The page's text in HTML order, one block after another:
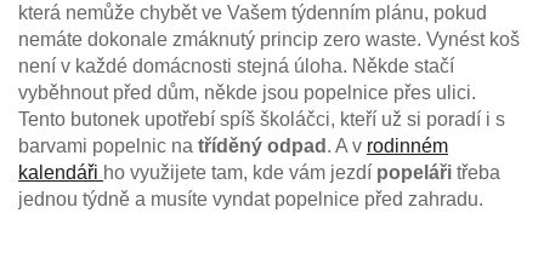
která nemůže chybět ve Vašem týdenním plánu, pokud
nemáte dokonale zmáknutý princip zero waste. Vynést koš
není v každé domácnosti stejná úloha. Někde stačí
vyběhnout před dům, někde jsou popelnice přes ulici.
Tento butonek upotřebí spíš školáčci, kteří už si poradí i s
barvami popelnic na tříděný odpad . A v rodinném
kalendáři ho využijete tam, kde vám jezdí popeláři třeba
jednou týdně a musíte vyndat popelnice před zahradu.